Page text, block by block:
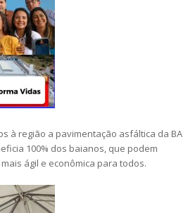
à região a pavimentação asfáltica da BA
100% dos baianos, que podem
ágil e econômica para todos.